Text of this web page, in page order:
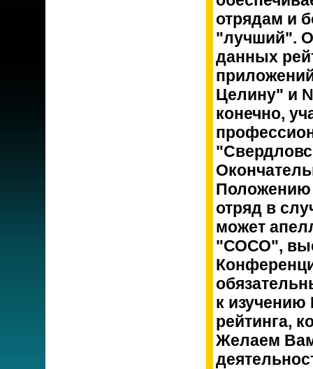
отрядам и
"лучший".
данных
Целину" и
конечно,
Положению
отряд в
может
"СОСО",
к изучению
рейтинга,
Желаем